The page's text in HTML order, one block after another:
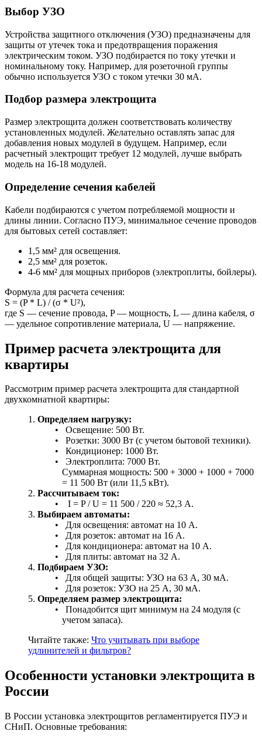
Выбор УЗО
Устройства защитного отключения (УЗО) предназначены для
защиты от утечек тока и предотвращения поражения
электрическим током. УЗО подбирается по току утечки и
номинальному току. Например, для розеточной группы
обычно используется УЗО с током утечки 30 мА.
Подбор размера электрощита
Размер электрощита должен соответствовать количеству
установленных модулей. Желательно оставлять запас для
добавления новых модулей в будущем. Например, если
расчетный электрощит требует 12 модулей, лучше выбрать
модель на 16-18 модулей.
Определение сечения кабелей
Кабели подбираются с учетом потребляемой мощности и
длины линии. Согласно ПУЭ, минимальное сечение проводов
для бытовых сетей составляет:
1,5 мм² для освещения.
2,5 мм² для розеток.
4-6 мм² для мощных приборов (электроплиты, бойлеры).
Формула для расчета сечения:
S = (P * L) / (σ * U²),
где S — сечение провода, P — мощность, L — длина кабеля, σ
— удельное сопротивление материала, U — напряжение.
Пример расчета электрощита для
квартиры
Рассмотрим пример расчета электрощита для стандартной
двухкомнатной квартиры:
Определяем нагрузку:
Освещение: 500 Вт.
Розетки: 3000 Вт (с учетом бытовой техники).
Кондиционер: 1000 Вт.
Электроплита: 7000 Вт.
Суммарная мощность: 500 + 3000 + 1000 + 7000
= 11 500 Вт (или 11,5 кВт).
Рассчитываем ток:
I = P / U = 11 500 / 220 ≈ 52,3 А.
Выбираем автоматы:
Для освещения: автомат на 10 А.
Для розеток: автомат на 16 А.
Для кондиционера: автомат на 10 А.
Для плиты: автомат на 32 А.
Подбираем УЗО:
Для общей защиты: УЗО на 63 А, 30 мА.
Для розеток: УЗО на 25 А, 30 мА.
Определяем размер электрощита:
Понадобится щит минимум на 24 модуля (с
учетом запаса).
Читайте также: Что учитывать при выборе
удлинителей и фильтров?
Особенности установки электрощита в
России
В России установка электрощитов регламентируется ПУЭ и
СНиП. Основные требования: